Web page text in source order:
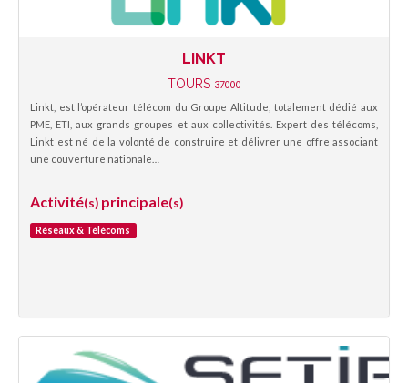
LINKT
TOURS 37000
Linkt, est l’opérateur télécom du Groupe Altitude, totalement dédié aux
PME, ETI, aux grands groupes et aux collectivités. Expert des télécoms,
Linkt est né de la volonté de construire et délivrer une offre associant
une couverture nationale…
Activité(s) principale(s)
Réseaux & Télécoms